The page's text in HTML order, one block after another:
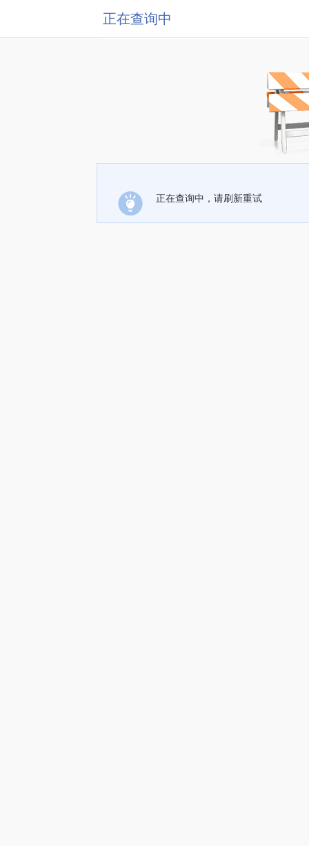
正在查询中
正在查询中，请刷新重试